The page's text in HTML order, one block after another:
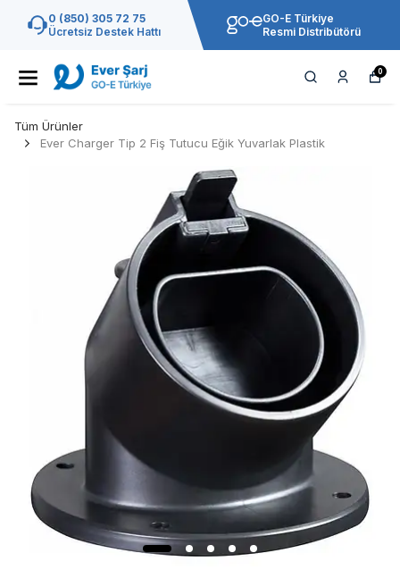
0 (850) 305 72 75
Ücretsiz Destek Hattı
GO-E Türkiye
Resmi Distribütörü
0
Tüm Ürünler
Ever Charger Tip 2 Fiş Tutucu Eğik Yuvarlak Plastik